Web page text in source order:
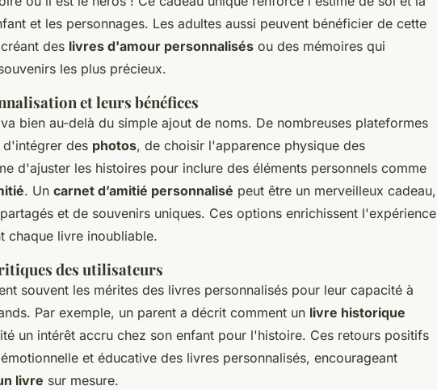
et les personnages. Les adultes aussi peuvent bénéficier de cette
des livres d'amour personnalisés ou des mémoires qui
les plus précieux.
et leurs bénéfices
bien au-delà du simple ajout de noms. De nombreuses plateformes
des photos, de choisir l'apparence physique des
d'ajuster les histoires pour inclure des éléments personnels comme
. Un carnet d’amitié personnalisé peut être un merveilleux cadeau,
et de souvenirs uniques. Ces options enrichissent l'expérience
chaque livre inoubliable.
des utilisateurs
souvent les mérites des livres personnalisés pour leur capacité à
Par exemple, un parent a décrit comment un livre historique
un intérêt accru chez son enfant pour l'histoire. Ces retours positifs
et éducative des livres personnalisés, encourageant
livre sur mesure.